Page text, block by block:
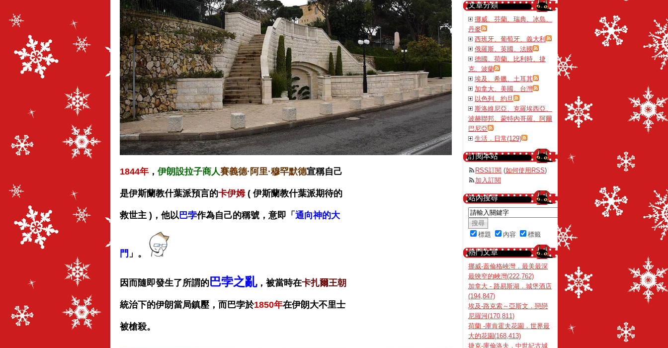
1844年 ， 伊朗設拉子商人賽義德·阿里·穆罕默德宣稱自己
是伊斯蘭教什葉派預言的卡伊姆( 伊斯蘭教什葉派期待的
救世主 )，他以巴孛作為自己的稱號，意即「 通向神的大
門 」。
因而隨即發生了所謂的 巴孛之亂，被當時在卡扎爾王朝
統治下的伊朗當局鎮壓，而巴孛於1850年在伊朗大不里士
被槍殺。
文章分類
挪威、芬蘭、瑞典、冰島、
丹麥
西班牙、葡萄牙、義大利
俄羅斯、英國、法國
德國、荷蘭、比利時、捷
克、波蘭
埃及、希臘、土耳其
加拿大、美國、台灣
以色列、約旦
斯洛維尼亞、克羅埃西亞、
波赫聯邦、蒙特內哥羅、阿爾
巴尼亞
生活．日常(129)
訂閱本站
RSS訂閱 (如何使用RSS)
加入訂閱
站內搜尋
標題 內容 標籤
熱門文章
挪威-蓋倫格峽灣．最美最深
最狹窄的峽灣(222,762)
加拿大 - 路易斯湖．城堡酒店
(194,847)
埃及-路克索～亞斯文．戀戀
尼羅河(170,811)
荷蘭 -庫肯霍夫花園．世界最
大的花園(168,413)
捷克-庫倫洛夫．中世紀古城